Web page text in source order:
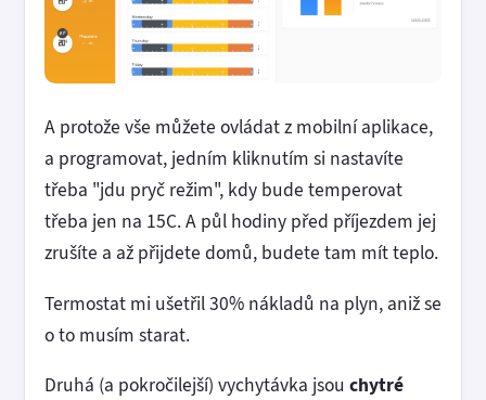
A protože vše můžete ovládat z mobilní aplikace,
a programovat, jedním kliknutím si nastavíte
třeba "jdu pryč režim", kdy bude temperovat
třeba jen na 15C. A půl hodiny před příjezdem jej
zrušíte a až přijdete domů, budete tam mít teplo.
Termostat mi ušetřil 30% nákladů na plyn, aniž se
o to musím starat.
Druhá (a pokročilejší) vychytávka jsou chytré